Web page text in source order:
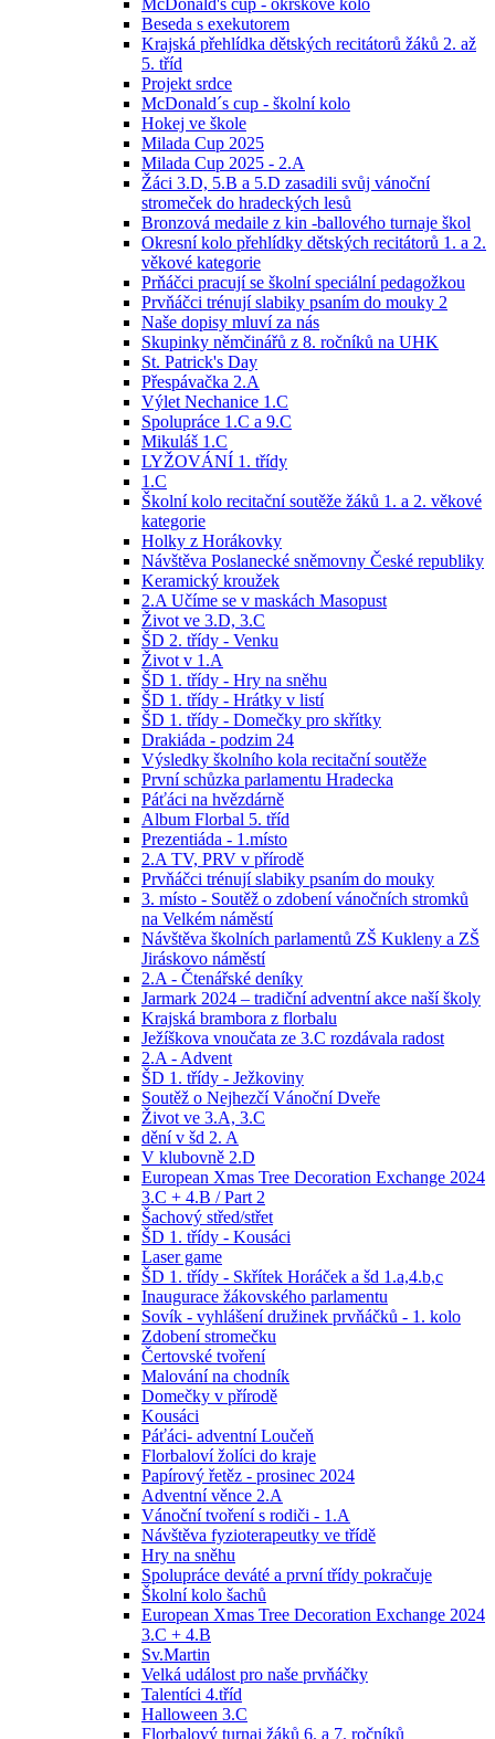
McDonald's cup - okrskové kolo
Beseda s exekutorem
Krajská přehlídka dětských recitátorů žáků 2. až
5. tříd
Projekt srdce
McDonald´s cup - školní kolo
Hokej ve škole
Milada Cup 2025
Milada Cup 2025 - 2.A
Žáci 3.D, 5.B a 5.D zasadili svůj vánoční
stromeček do hradeckých lesů
Bronzová medaile z kin -ballového turnaje škol
Okresní kolo přehlídky dětských recitátorů 1. a 2.
věkové kategorie
Prňáčci pracují se školní speciální pedagožkou
Prvňáčci trénují slabiky psaním do mouky 2
Naše dopisy mluví za nás
Skupinky němčinářů z 8. ročníků na UHK
St. Patrick's Day
Přespávačka 2.A
Výlet Nechanice 1.C
Spolupráce 1.C a 9.C
Mikuláš 1.C
LYŽOVÁNÍ 1. třídy
1.C
Školní kolo recitační soutěže žáků 1. a 2. věkové
kategorie
Holky z Horákovky
Návštěva Poslanecké sněmovny České republiky
Keramický kroužek
2.A Učíme se v maskách Masopust
Život ve 3.D, 3.C
ŠD 2. třídy - Venku
Život v 1.A
ŠD 1. třídy - Hry na sněhu
ŠD 1. třídy - Hrátky v listí
ŠD 1. třídy - Domečky pro skřítky
Drakiáda - podzim 24
Výsledky školního kola recitační soutěže
První schůzka parlamentu Hradecka
Páťáci na hvězdárně
Album Florbal 5. tříd
Prezentiáda - 1.místo
2.A TV, PRV v přírodě
Prvňáčci trénují slabiky psaním do mouky
3. místo - Soutěž o zdobení vánočních stromků
na Velkém náměstí
Návštěva školních parlamentů ZŠ Kukleny a ZŠ
Jiráskovo náměstí
2.A - Čtenářské deníky
Jarmark 2024 – tradiční adventní akce naší školy
Krajská brambora z florbalu
Ježíškova vnoučata ze 3.C rozdávala radost
2.A - Advent
ŠD 1. třídy - Ježkoviny
Soutěž o Nejhezčí Vánoční Dveře
Život ve 3.A, 3.C
dění v šd 2. A
V klubovně 2.D
European Xmas Tree Decoration Exchange 2024
3.C + 4.B / Part 2
Šachový střed/střet
ŠD 1. třídy - Kousáci
Laser game
ŠD 1. třídy - Skřítek Horáček a šd 1.a,4.b,c
Inaugurace žákovského parlamentu
Sovík - vyhlášení družinek prvňáčků - 1. kolo
Zdobení stromečku
Čertovské tvoření
Malování na chodník
Domečky v přírodě
Kousáci
Páťáci- adventní Loučeň
Florbaloví žolíci do kraje
Papírový řetěz - prosinec 2024
Adventní věnce 2.A
Vánoční tvoření s rodiči - 1.A
Návštěva fyzioterapeutky ve třídě
Hry na sněhu
Spolupráce deváté a první třídy pokračuje
Školní kolo šachů
European Xmas Tree Decoration Exchange 2024
3.C + 4.B
Sv.Martin
Velká událost pro naše prvňáčky
Talentíci 4.tříd
Halloween 3.C
Florbalový turnaj žáků 6. a 7. ročníků